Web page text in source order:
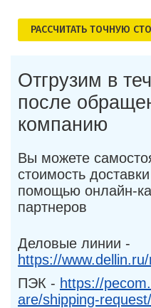
РАСCЧИТАТЬ ТОЧНУЮ
Отгрузим в
после
компанию
Вы можете
стоимость
помощью онлайн-
партнеров
Деловые линии -
https://
ПЭК - https://
are/shipping-request/